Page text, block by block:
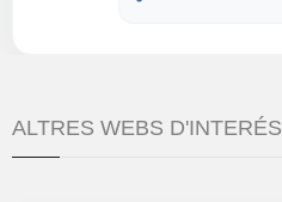
ALTRES WEBS D'INTERÉS